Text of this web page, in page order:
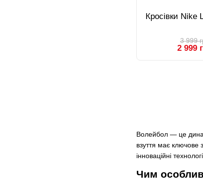
Волейбол — це
взуття має ключове
інноваційні
Чим
Кросівки Nike
3 999
2 999